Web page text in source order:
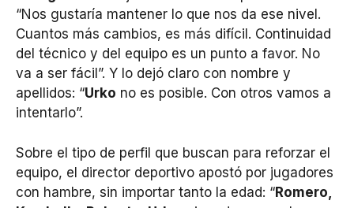
“Nos gustaría mantener lo que nos da ese nivel.
Cuantos más cambios, es más difícil. Continuidad
del técnico y del equipo es un punto a favor. No
va a ser fácil”. Y lo dejó claro con nombre y
apellidos: “Urko no es posible. Con otros vamos a
intentarlo”.
Sobre el tipo de perfil que buscan para reforzar el
equipo, el director deportivo apostó por jugadores
con hambre, sin importar tanto la edad: “Romero,